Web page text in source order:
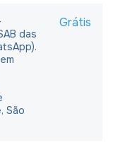
das
São
Grátis